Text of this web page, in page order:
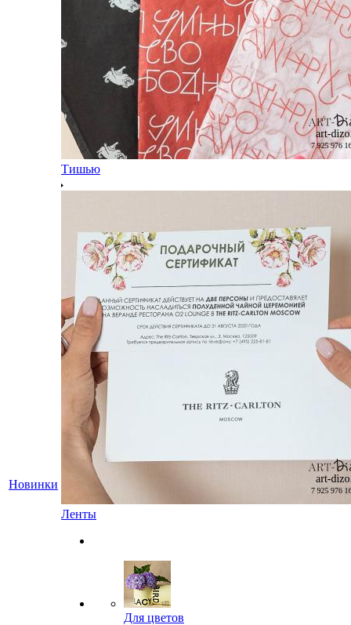
Новинки
Тишью
Ленты
Для цветов